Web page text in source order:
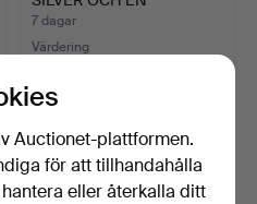
FINGERBO…
7 dagar
Värdering
Auctionet-plattformen.
för att tillhandahålla
eller återkalla ditt